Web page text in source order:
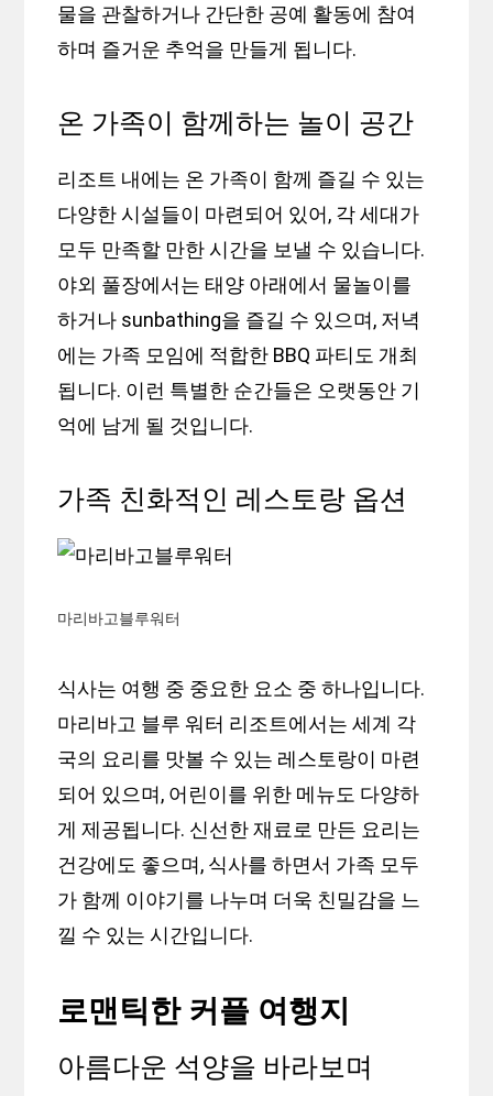
물을 관찰하거나 간단한 공예 활동에 참여
하며 즐거운 추억을 만들게 됩니다.
온 가족이 함께하는 놀이 공간
리조트 내에는 온 가족이 함께 즐길 수 있는
다양한 시설들이 마련되어 있어, 각 세대가
모두 만족할 만한 시간을 보낼 수 있습니다.
야외 풀장에서는 태양 아래에서 물놀이를
하거나 sunbathing을 즐길 수 있으며, 저녁
에는 가족 모임에 적합한 BBQ 파티도 개최
됩니다. 이런 특별한 순간들은 오랫동안 기
억에 남게 될 것입니다.
가족 친화적인 레스토랑 옵션
마리바고블루워터
식사는 여행 중 중요한 요소 중 하나입니다.
마리바고 블루 워터 리조트에서는 세계 각
국의 요리를 맛볼 수 있는 레스토랑이 마련
되어 있으며, 어린이를 위한 메뉴도 다양하
게 제공됩니다. 신선한 재료로 만든 요리는
건강에도 좋으며, 식사를 하면서 가족 모두
가 함께 이야기를 나누며 더욱 친밀감을 느
낄 수 있는 시간입니다.
로맨틱한 커플 여행지
아름다운 석양을 바라보며